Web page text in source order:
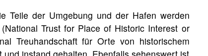
Teile der Umgebung und der Hafen werden
Trust for Place of Historic Interest or
Treuhandschaft für Orte von historischem